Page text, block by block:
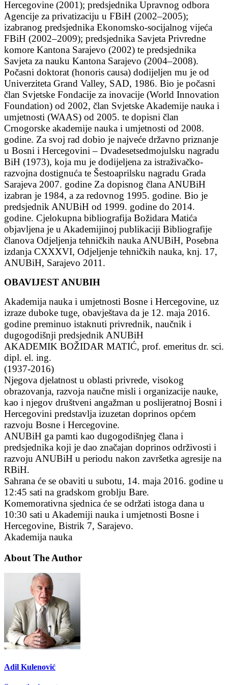
Hercegovine (2001); predsjednika Upravnog odbora
Agencije za privatizaciju u FBiH (2002–2005);
izabranog predsjednika Ekonomsko-socijalnog vijeća
FBiH (2002–2009); predsjednika Savjeta Privredne
komore Kantona Sarajevo (2002) te predsjednika
Savjeta za nauku Kantona Sarajevo (2004–2008).
Počasni doktorat (honoris causa) dodijeljen mu je od
Univerziteta Grand Valley, SAD, 1986. Bio je počasni
član Svjetske Fondacije za inovacije (World Innovation
Foundation) od 2002, član Svjetske Akademije nauka i
umjetnosti (WAAS) od 2005. te dopisni član
Crnogorske akademije nauka i umjetnosti od 2008.
godine. Za svoj rad dobio je najveće državno priznanje
u Bosni i Hercegovini – Dvadesetsedmojulsku nagradu
BiH (1973), koja mu je dodijeljena za istraživačko-
razvojna dostignuća te Šestoaprilsku nagradu Grada
Sarajeva 2007. godine Za dopisnog člana ANUBiH
izabran je 1984, a za redovnog 1995. godine. Bio je
predsjednik ANUBiH od 1999. godine do 2014.
godine. Cjelokupna bibliografija Božidara Matića
objavljena je u Akademijinoj publikaciji Bibliografije
članova Odjeljenja tehničkih nauka ANUBiH, Posebna
izdanja CXXXVI, Odjeljenje tehničkih nauka, knj. 17,
ANUBiH, Sarajevo 2011.
OBAVIJEST ANUBIH
Akademija nauka i umjetnosti Bosne i Hercegovine, uz
izraze duboke tuge, obavještava da je 12. maja 2016.
godine preminuo istaknuti privrednik, naučnik i
dugogodišnji predsjednik ANUBiH
AKADEMIK BOŽIDAR MATIĆ, prof. emeritus dr. sci.
dipl. el. ing.
(1937-2016)
Njegova djelatnost u oblasti privrede, visokog
obrazovanja, razvoja naučne misli i organizacije nauke,
kao i njegov društveni angažman u poslijeratnoj Bosni i
Hercegovini predstavlja izuzetan doprinos općem
razvoju Bosne i Hercegovine.
ANUBiH ga pamti kao dugogodišnjeg člana i
predsjednika koji je dao značajan doprinos održivosti i
razvoju ANUBiH u periodu nakon završetka agresije na
RBiH.
Sahrana će se obaviti u subotu, 14. maja 2016. godine u
12:45 sati na gradskom groblju Bare.
Komemorativna sjednica će se održati istoga dana u
10:30 sati u Akademiji nauka i umjetnosti Bosne i
Hercegovine, Bistrik 7, Sarajevo.
Akademija nauka
About The Author
Adil Kulenović